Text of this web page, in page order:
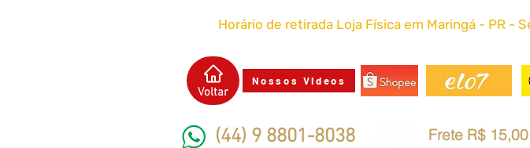
Horário de retirada Loja Física em Maringá - PR -
Voltar
Nossos Videos
(44) 9 8801-8038 Frete R$